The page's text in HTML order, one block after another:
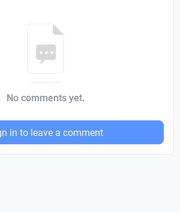
No comments yet.
in to leave a comment